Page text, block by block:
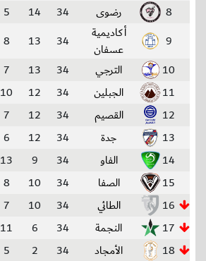
8
رضوى 34
14
5
9
أكاديمية
عسفان
34
13
8
10
الترجي 34
13
7
11
الجبلين 34
12
10
12
القصيم 34
12
7
13
جدة 34
12
6
14
الفاو 34
9
13
15
الصفا 34
10
8
16
الطائي 34
10
7
17
النجمة 34
6
11
18
الأمجاد 34
2
5